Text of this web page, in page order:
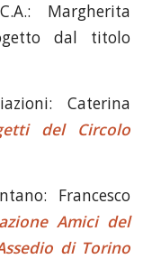
Margherita
dal titolo
Caterina
del Circolo
Francesco
Amici del
di Torino